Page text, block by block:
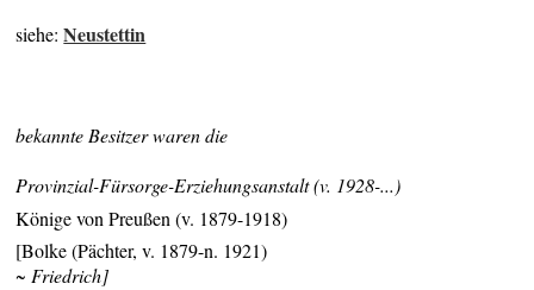
siehe:Neustettin
bekannte Besitzer waren die
Provinzial-Fürsorge-Erziehungsanstalt (v. 1928-...)
Könige von Preußen (v. 1879-1918)
[Bolke (Pächter, v. 1879-n. 1921)
~ Friedrich]